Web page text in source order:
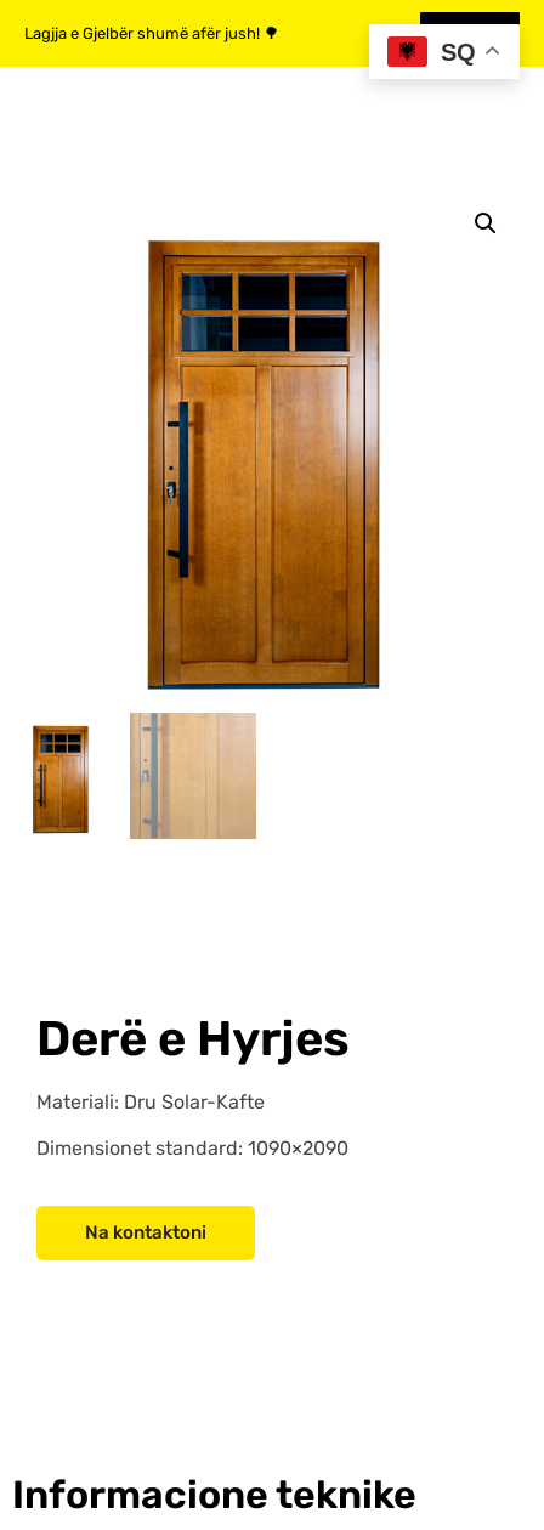
Lagjja e Gjelbër shumë afër jush! 🌳
Derë e Hyrjes
Materiali: Dru Solar-Kafte
Dimensionet standard: 1090×2090
Na kontaktoni
Informacione teknike
SQ